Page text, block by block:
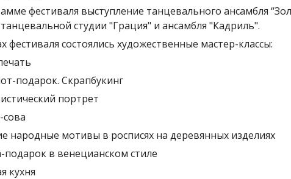
фестиваля выступление танцевального ансамбля
студии "Грация" и ансамбля "Кадриль".
фестиваля состоялись художественные мастер-классы:
подарок. Скрапбукинг
портрет
сова
народные мотивы в росписях на деревянных изделиях
подарок в венецианском стиле
кухня